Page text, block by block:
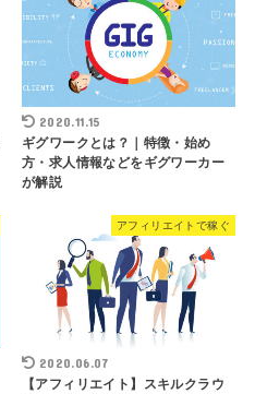
2020.11.15
ギグワークとは？｜特徴・始め
方・求人情報などをギグワーカー
が解説
アフィリエイトで稼ぐ
2020.06.07
【アフィリエイト】スキルクラウ